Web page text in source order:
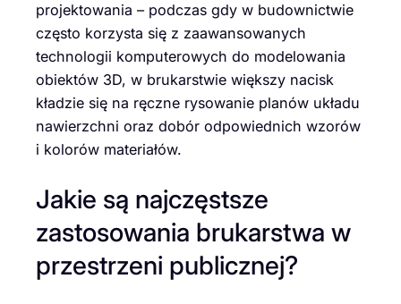
projektowania – podczas gdy w budownictwie
często korzysta się z zaawansowanych
technologii komputerowych do modelowania
obiektów 3D, w brukarstwie większy nacisk
kładzie się na ręczne rysowanie planów układu
nawierzchni oraz dobór odpowiednich wzorów
i kolorów materiałów.
Jakie są najczęstsze
zastosowania brukarstwa w
przestrzeni publicznej?